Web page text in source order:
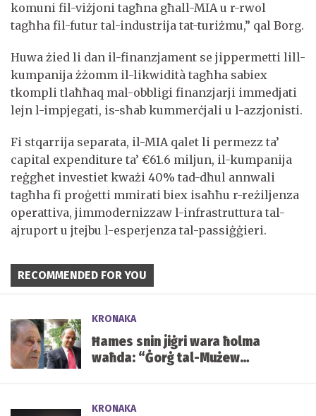
komuni fil-viżjoni tagħna għall-MIA u r-rwol
tagħha fil-futur tal-industrija tat-turiżmu,” qal Borg.
Huwa żied li dan il-finanzjament se jippermetti lill-
kumpanija żżomm il-likwidità tagħha sabiex
tkompli tlaħħaq mal-obbligi finanzjarji immedjati
lejn l-impjegati, is-sħab kummerċjali u l-azzjonisti.
Fi stqarrija separata, il-MIA qalet li permezz ta’
capital expenditure ta’ €61.6 miljun, il-kumpanija
reġgħet investiet kważi 40% tad-dħul annwali
tagħha fi proġetti mmirati biex isaħħu r-reżiljenza
operattiva, jimmodernizzaw l-infrastruttura tal-
ajruport u jtejbu l-esperjenza tal-passiġġieri.
RECOMMENDED FOR YOU
KRONAKA
Ħames snin jiġri wara ħolma
waħda: “Ġorġ tal-Mużew
KRONAKA